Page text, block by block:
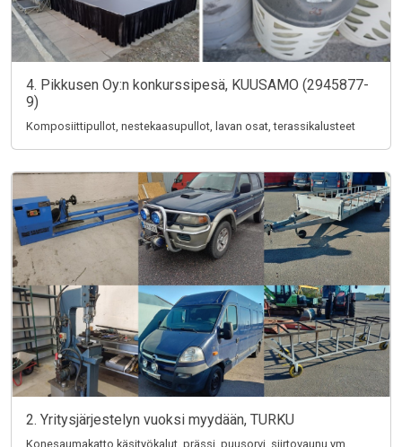
4. Pikkusen Oy:n konkurssipesä, KUUSAMO (2945877-
9)
Komposiittipullot, nestekaasupullot, lavan osat, terassikalusteet
2. Yritysjärjestelyn vuoksi myydään, TURKU
Konesaumakatto käsityökalut, prässi, puusorvi, siirtovaunu ym.